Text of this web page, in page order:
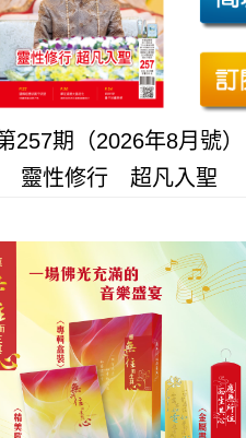
257期（2026年8月號）
靈性修行 超凡入聖